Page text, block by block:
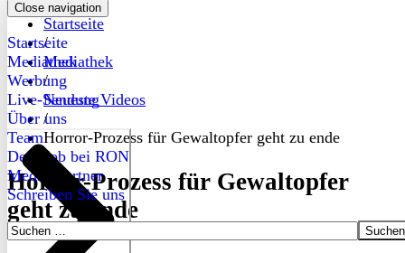
Close navigation
Startseite
Mediathek
Werbung
Live-Sendung
Über uns
Team
Dein Job bei RON
Medienpartner
Schreiben Sie uns
Suchen
Startseite
/
Mediathek
/
Neueste Videos
/
Horror-Prozess für Gewaltopfer geht zu ende
Horror-Prozess für Gewaltopfer
geht zu ende